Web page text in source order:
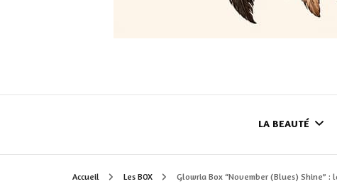
LA BEAUTÉ
Accueil Les BOX Glowria Box “November (Blues) Shine”